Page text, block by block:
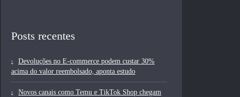
Posts recentes
Devoluções no E-commerce podem custar 30%
acima do valor reembolsado, aponta estudo
Novos canais como Temu e TikTok Shop chegam